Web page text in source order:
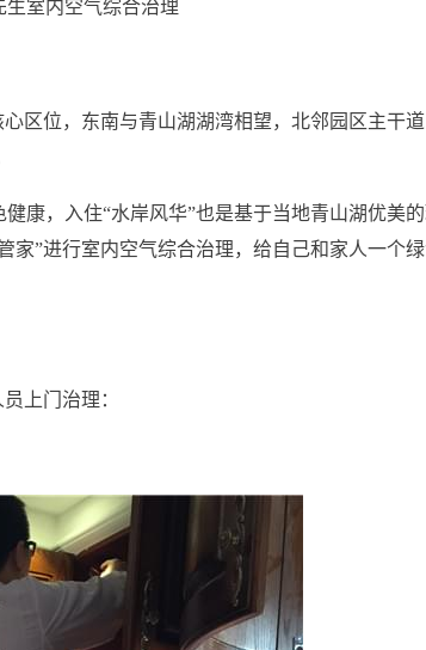
生室内空气综合治理
心区位，东南与青山湖湖湾相望，北邻园区主干
康，入住“水岸风华”也是基于当地青山湖优美的
家”进行室内空气综合治理，给自己和家人一个
上门治理：